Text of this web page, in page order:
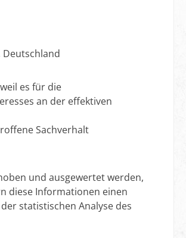
Deutschland
es für die
an der effektiven
Sachverhalt
und ausgewertet werden,
diese Informationen einen
statistischen Analyse des